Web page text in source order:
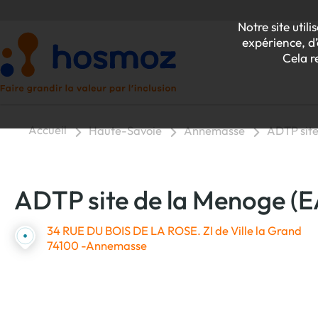
Notre site
expérience,
Cela
Accueil Haute-Savoie Annemasse ADTP
ADTP site de la Menoge
34 RUE DU BOIS DE LA ROSE. ZI de Ville la Grand
74100 -Annemasse